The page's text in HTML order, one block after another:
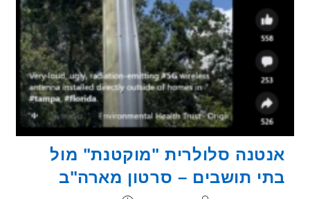
סלולרית "מוקטנת" מול
תושבים – סרטון מארה"ב